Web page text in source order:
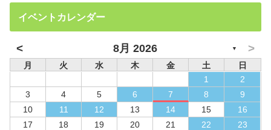
イベントカレンダー
< 8月 2026 ▼ >
月 火 水 木 金 土
日
1
2
3
4 5 6 7 8
9
10
11 12 13 14 15
16
17
18 19 20 21 22
23